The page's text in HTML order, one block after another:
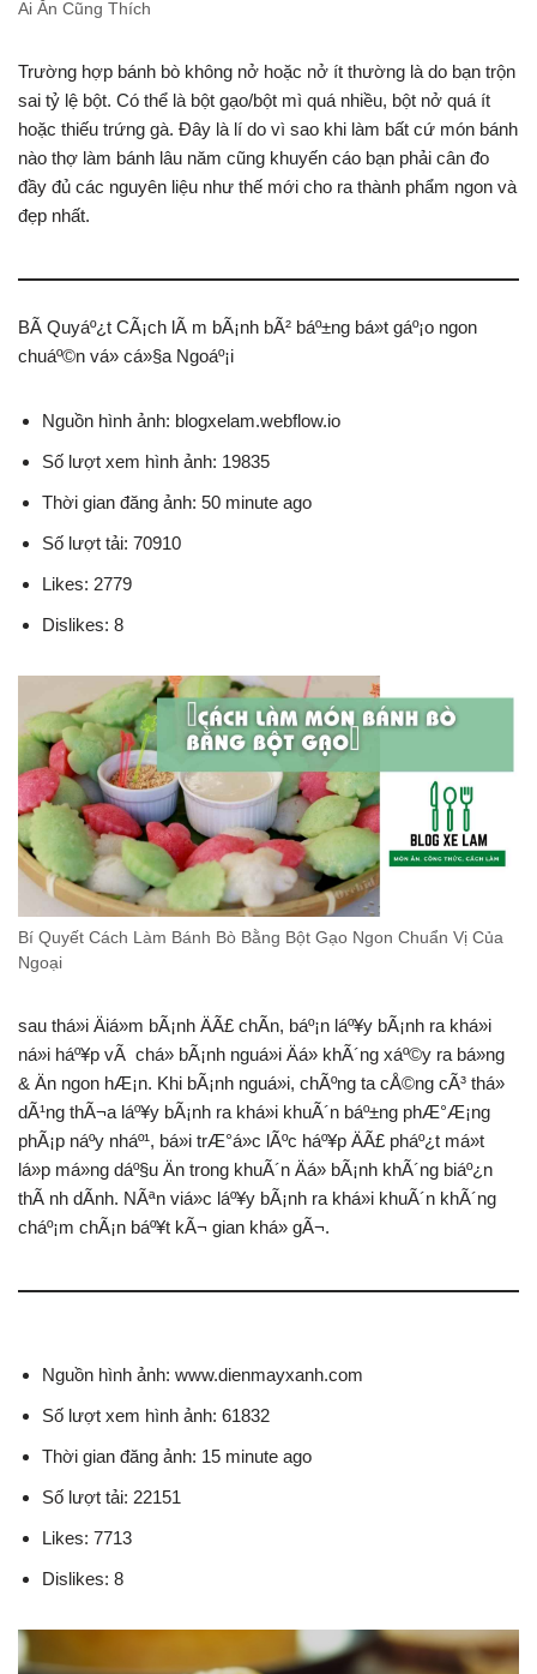
Ai Ăn Cũng Thích
Trường hợp bánh bò không nở hoặc nở ít thường là do bạn trộn
sai tỷ lệ bột. Có thể là bột gạo/bột mì quá nhiều, bột nở quá ít
hoặc thiếu trứng gà. Đây là lí do vì sao khi làm bất cứ món bánh
nào thợ làm bánh lâu năm cũng khuyến cáo bạn phải cân đo
đầy đủ các nguyên liệu như thế mới cho ra thành phẩm ngon và
đẹp nhất.
BÃ­ Quyáº¿t CÃ¡ch lÃ m bÃ¡nh bÃ² báº±ng bá»t gáº¡o ngon
chuáº©n vá» cá»§a Ngoáº¡i
Nguồn hình ảnh: blogxelam.webflow.io
Số lượt xem hình ảnh: 19835
Thời gian đăng ảnh: 50 minute ago
Số lượt tải: 70910
Likes: 2779
Dislikes: 8
Bí Quyết Cách Làm Bánh Bò Bằng Bột Gạo Ngon Chuẩn Vị Của
Ngoại
sau thá»i Äiá»m bÃ¡nh ÄÃ£ chÃ­n, báº¡n láº¥y bÃ¡nh ra khá»i
ná»i háº¥p vÃ chá» bÃ¡nh nguá»i Äá» khÃ´ng xáº©y ra bá»ng
& Än ngon hÆ¡n. Khi bÃ¡nh nguá»i, chÃºng ta cÅ©ng cÃ³ thá»
dÃ¹ng thÃ¬a láº¥y bÃ¡nh ra khá»i khuÃ´n báº±ng phÆ°Æ¡ng
phÃ¡p náº­y nháº¹, bá»i trÆ°á»c lÃºc háº¥p ÄÃ£ pháº¿t má»t
lá»p má»ng dáº§u Än trong khuÃ´n Äá» bÃ¡nh khÃ´ng biáº¿n
thÃ nh dÃ­nh. NÃªn viá»c láº¥y bÃ¡nh ra khá»i khuÃ´n khÃ´ng
cháº¡m chÃ¡n báº¥t kÃ¬ gian khá» gÃ¬.
Nguồn hình ảnh: www.dienmayxanh.com
Số lượt xem hình ảnh: 61832
Thời gian đăng ảnh: 15 minute ago
Số lượt tải: 22151
Likes: 7713
Dislikes: 8